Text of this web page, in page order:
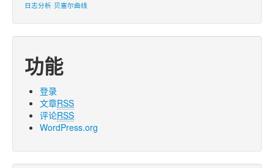
日志分析 贝塞尔曲线
功能
登录
文章RSS
评论RSS
WordPress.org